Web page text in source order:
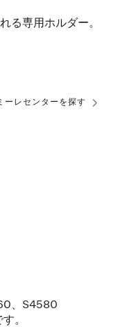
る専用ホルダー。
ーレセンターを探す
、S4580
。